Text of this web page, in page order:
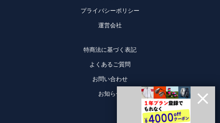
プライバシーポリシー
運営会社
特商法に基づく表記
よくあるご質問
お問い合わせ
お知らせ